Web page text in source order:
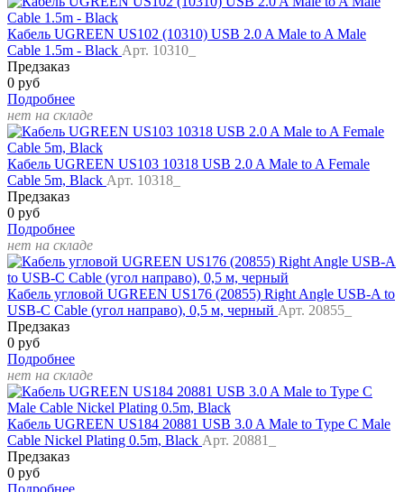
Кабель UGREEN US102 (10310) USB 2.0 A Male to A Male
Cable 1.5m - Black Арт. 10310_
Предзаказ
0 руб
Подробнее
нет на складе
Кабель UGREEN US103 10318 USB 2.0 A Male to A Female
Cable 5m, Black Арт. 10318_
Предзаказ
0 руб
Подробнее
нет на складе
Кабель угловой UGREEN US176 (20855) Right Angle USB-A to
USB-C Cable (угол направо), 0,5 м, черный Арт. 20855_
Предзаказ
0 руб
Подробнее
нет на складе
Кабель UGREEN US184 20881 USB 3.0 A Male to Type C Male
Cable Nickel Plating 0.5m, Black Арт. 20881_
Предзаказ
0 руб